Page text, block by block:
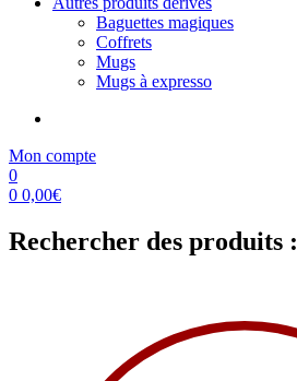
Baguettes magiques
Coffrets
Mugs
Mugs à expresso
Mon compte
0
0 0,00€
Rechercher des produits :